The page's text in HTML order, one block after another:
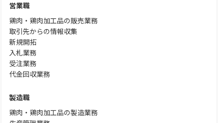
営業職
鶏肉・鶏肉加工品の販売業務
取引先からの情報収集
新規開拓
入札業務
受注業務
代金回収業務
製造職
鶏肉・鶏肉加工品の製造業務